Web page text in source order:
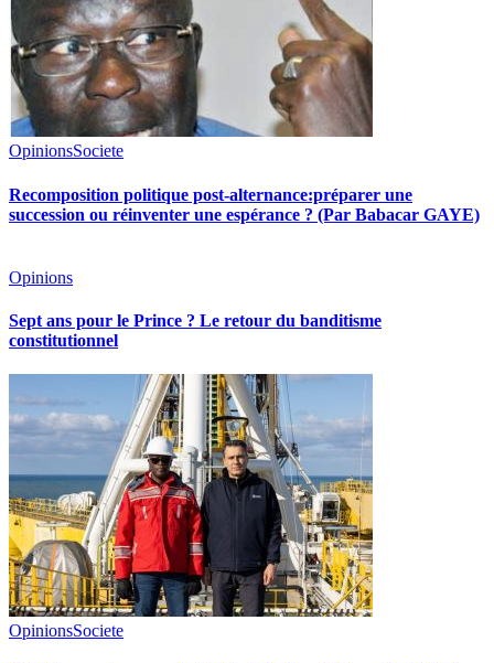
OpinionsSociete
Recomposition politique post-alternance:préparer une
succession ou réinventer une espérance ? (Par Babacar GAYE)
Opinions
Sept ans pour le Prince ? Le retour du banditisme
constitutionnel
OpinionsSociete